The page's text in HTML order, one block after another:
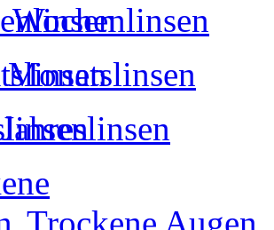
Wochenlinsen
Monatslinsen
Jahreslinsen